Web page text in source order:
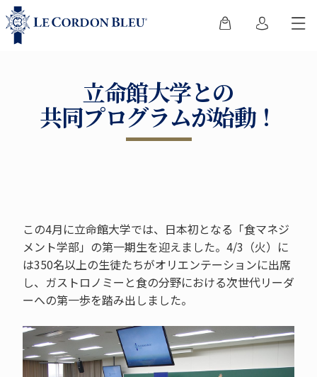
立命館大学との
共同プログラムが始動！
この4月に立命館大学では、日本初となる「食マネジ
メント学部」の第一期生を迎えました。4/3（火）に
は350名以上の生徒たちがオリエンテーションに出席
し、ガストロノミーと食の分野における次世代リーダ
ーへの第一歩を踏み出しました。